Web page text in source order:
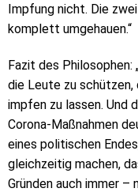
Impfung nicht. Die
komplett umgehauen.“
Fazit des
die Leute zu schützen,
impfen zu lassen. Und
Corona-Maßnahmen
eines politischen
gleichzeitig machen,
Gründen auch immer –